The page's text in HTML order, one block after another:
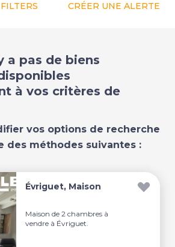
FILTERS CRÉER UNE ALERTE
a pas de biens
à vos critères de
vos options de recherche
des méthodes suivantes :
Évriguet, Maison
Maison de 2 chambres à
vendre à Évriguet.